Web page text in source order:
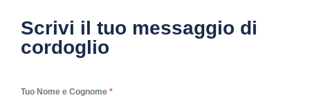
Scrivi il tuo messaggio di
cordoglio
Tuo Nome e Cognome *